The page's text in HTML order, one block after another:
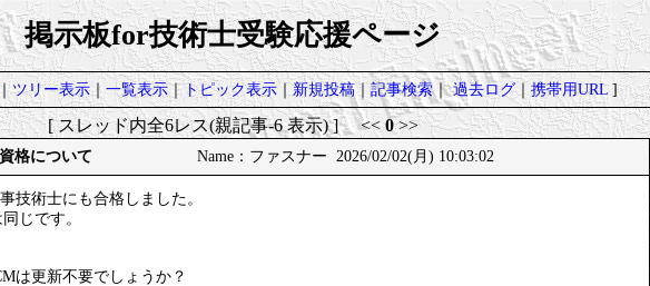
掲示板for技術士受験応援ページ
ツリー表示｜一覧表示｜トピック表示｜新規投稿｜記事検索｜過去ログ｜携帯用URL]
[ スレッド内全6レス(親記事-6 表示) ] <<0>>
格について Name：ファスナー 2026/02/02(月) 10:03:02
技術士にも合格しました。
じです。
は更新不要でしょうか？